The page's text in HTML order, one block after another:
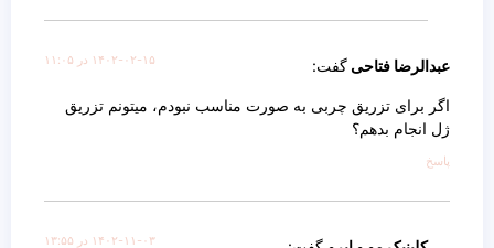
عبدالرضا فتاحی گفت: ۱۴۰۲-۰۲-۱۵ در ۱۱:۰۵
اگر برای تزریق چربی به صورت مناسب نبودم، میتونم تزریق
ژل انجام بدهم؟
پاسخ
۱۴۰۲-۱۱-۰۳ در ۱۳:۵۵